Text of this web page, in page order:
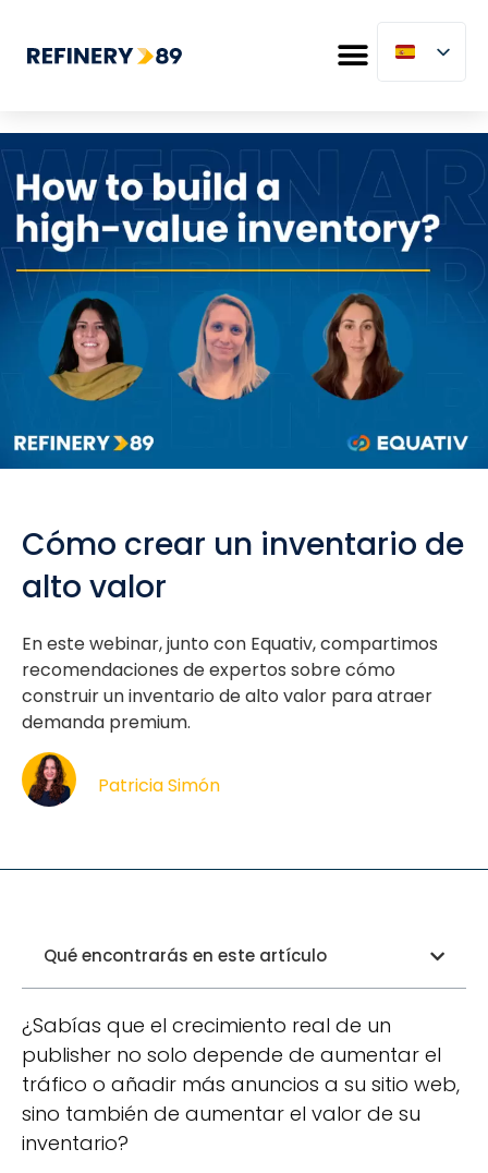
Cómo crear un inventario de
alto valor
En este webinar, junto con Equativ, compartimos
recomendaciones de expertos sobre cómo
construir un inventario de alto valor para atraer
demanda premium.
Patricia Simón
Qué encontrarás en este artículo
¿Sabías que el crecimiento real de un
publisher no solo depende de aumentar el
tráfico o añadir más anuncios a su sitio web,
sino también de aumentar el valor de su
inventario?